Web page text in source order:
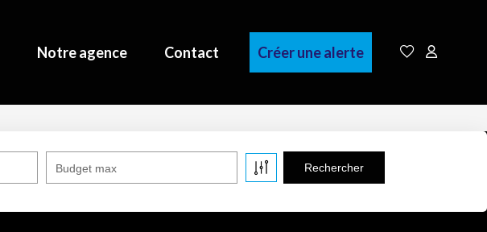
Notre agence Contact Créer une alerte
Budget max